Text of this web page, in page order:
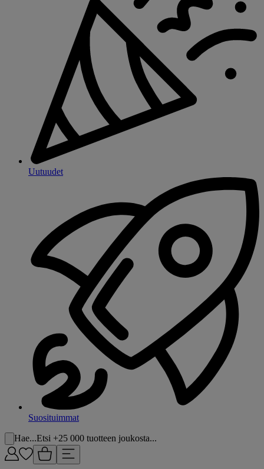
Uutuudet
Suosituimmat
Hae...Etsi +25 000 tuotteen joukosta...